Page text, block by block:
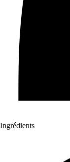
Ingrédients